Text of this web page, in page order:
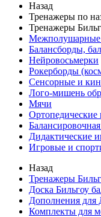
Назад
Тренажеры по
Тренажеры
Межполушарные
Балансборды,
Нейровосьмерки
Рокерборды
Сенсорные и
Лого-мишень
Мячи
Ортопедические
Дидактические
Игровые и
Назад
Тренажеры
Доска Бильгоу
Дополнения для
Комплекты для